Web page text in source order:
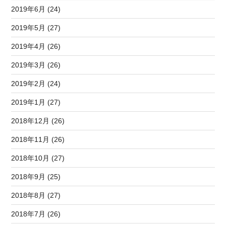
2019年6月 (24)
2019年5月 (27)
2019年4月 (26)
2019年3月 (26)
2019年2月 (24)
2019年1月 (27)
2018年12月 (26)
2018年11月 (26)
2018年10月 (27)
2018年9月 (25)
2018年8月 (27)
2018年7月 (26)